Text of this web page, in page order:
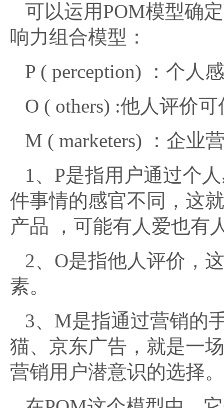
可以运用POM模型确
响力组合模型：
P ( perception) ：个人
O ( others) :他人评价
M ( marketers) ：企业
1、P是指用户通过个
件事情的感官不同，这
产品 ，可能有人爱也有
2、O是指他人评价，
素。
3、M是指通过营销的
猫、京东广告，就是一
营销用户潜意识的选择。